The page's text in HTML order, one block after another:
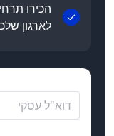
הכירו
לארגון